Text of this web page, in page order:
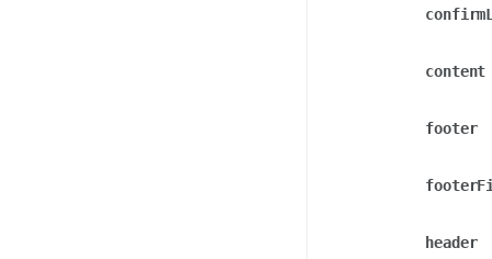
content
footer
header